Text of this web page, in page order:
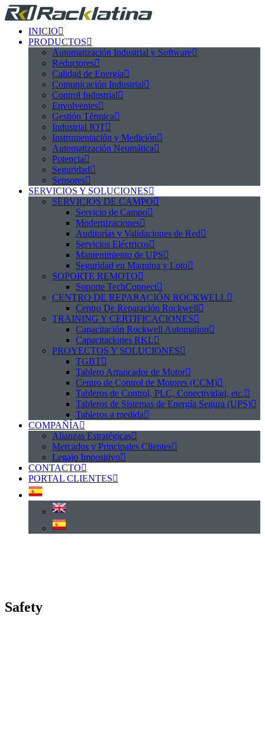
INICIO
PRODUCTOS
Automatización Industrial y Software
Reductores
Calidad de Energía
Comunicación Industrial
Control Industrial
Envolventes
Gestión Térmica
Industrial IOT
Instrumentación y Medición
Automatización Neumática
Potencia
Seguridad
Sensores
SERVICIOS Y SOLUCIONES
SERVICIOS DE CAMPO
Servicio de Campo
Modernizaciones
Auditorías y Validaciones de Red
Servicios Eléctricos
Mantenimiento de UPS
Seguridad en Maquina y Loto
SOPORTE REMOTO
Soporte TechConnect
CENTRO DE REPARACIÓN ROCKWELL
Centro De Reparación Rockwell
TRAINING Y CERTIFICACIONES
Capacitación Rockwell Automation
Capacitaciones RKL
PROYECTOS Y SOLUCIONES
TGBT
Tablero Arrancador de Motor
Centro de Control de Motores (CCM)
Tableros de Control, PLC, Conectividad, etc.
Tableros de Sistemas de Energía Segura (UPS)
Tableros a medida
COMPAÑÍA
Alianzas Estratégicas
Mercados y Principales Clientes
Legajo Impositivo
CONTACTO
PORTAL CLIENTES
Safety